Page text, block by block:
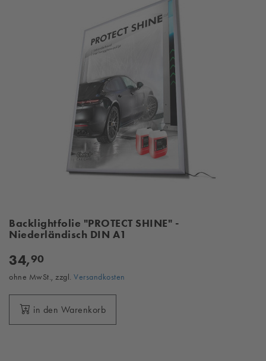
Backlightfolie "PROTECT SHINE" -
Niederländisch DIN A1
34,90
ohne MwSt., zzgl. Versandkosten
in den Warenkorb